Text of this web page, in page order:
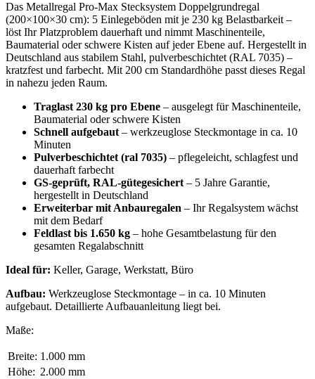
Das Metallregal Pro-Max Stecksystem Doppelgrundregal
(200×100×30 cm): 5 Einlegeböden mit je 230 kg Belastbarkeit –
löst Ihr Platzproblem dauerhaft und nimmt Maschinenteile,
Baumaterial oder schwere Kisten auf jeder Ebene auf. Hergestellt in
Deutschland aus stabilem Stahl, pulverbeschichtet (RAL 7035) –
kratzfest und farbecht. Mit 200 cm Standardhöhe passt dieses Regal
in nahezu jeden Raum.
Traglast 230 kg pro Ebene – ausgelegt für Maschinenteile,
Baumaterial oder schwere Kisten
Schnell aufgebaut– werkzeuglose Steckmontage in ca. 10
Minuten
Pulverbeschichtet (ral 7035) – pflegeleicht, schlagfest und
dauerhaft farbecht
GS-geprüft, RAL-gütegesichert– 5 Jahre Garantie,
hergestellt in Deutschland
Erweiterbar mit Anbauregalen – Ihr Regalsystem wächst
mit dem Bedarf
Feldlast bis 1.650 kg – hohe Gesamtbelastung für den
gesamten Regalabschnitt
Ideal für: Keller, Garage, Werkstatt, Büro
Aufbau: Werkzeuglose Steckmontage – in ca. 10 Minuten
aufgebaut. Detaillierte Aufbauanleitung liegt bei.
Maße:
Breite: 1.000 mm
Höhe: 2.000 mm